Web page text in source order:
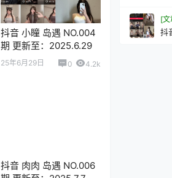
抖音 小瞳 岛遇 NO.004
期 更新至：2025.6.29
25年6月29日 0 4.2k
抖音 肉肉 岛遇 NO.006
[文
抖